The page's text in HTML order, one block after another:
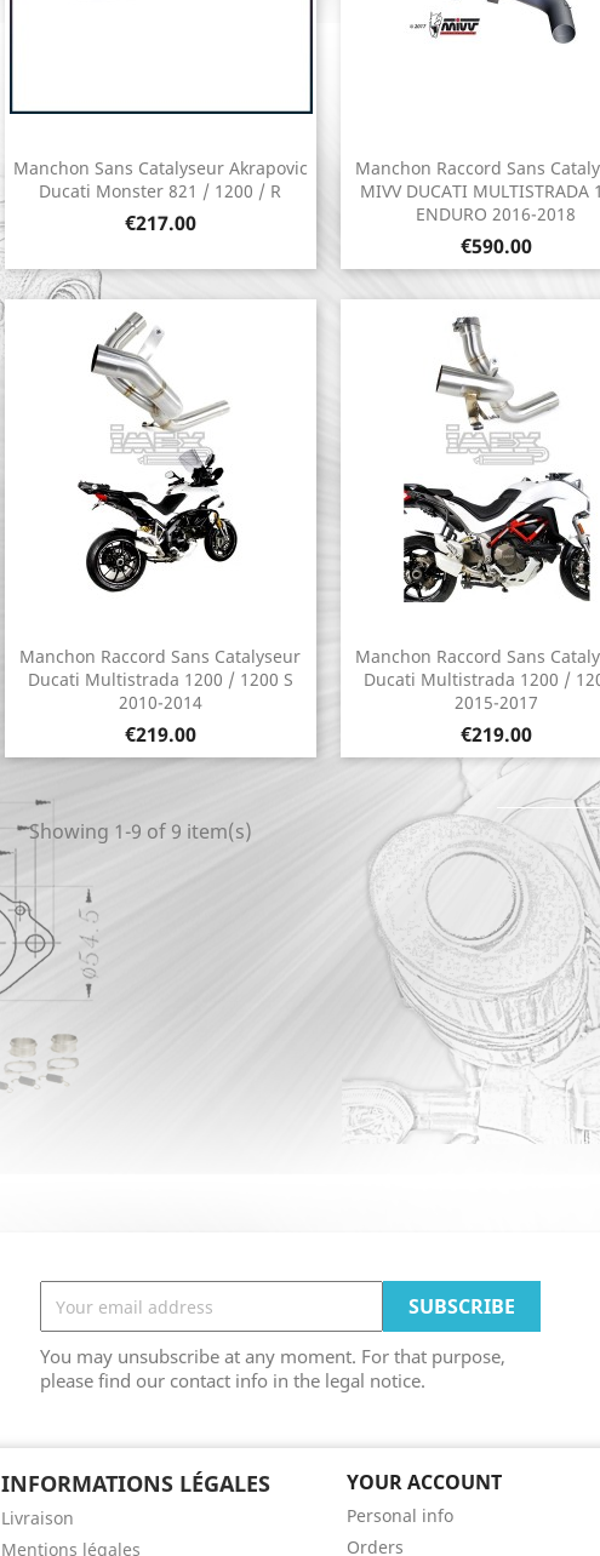
Manchon Sans Catalyseur Akrapovic
Ducati Monster 821 / 1200 / R
Price
€217.00
Quick view
Manchon Raccord Sans
MIVV DUCATI MULTISTRADA
ENDURO 2016-2018
Price
€590.00
Quick view
Manchon Raccord Sans Catalyseur
Ducati Multistrada 1200 / 1200 S
2010-2014
Price
€219.00
Quick view
Manchon Raccord Sans
Ducati Multistrada 1200 /
2015-2017
Price
€219.00
Quick view
Showing 1-9 of 9 item(s)
You may unsubscribe at any moment. For that purpose,
please find our contact info in the legal notice.
INFORMATIONS LÉGALES
Livraison
Mentions légales
YOUR ACCOUNT
Personal info
Orders